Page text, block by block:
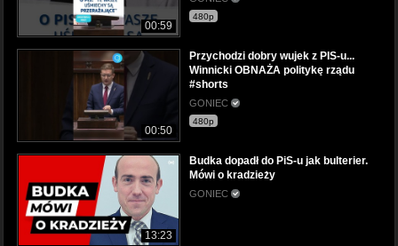
00:59
480p
00:50
Przychodzi dobry wujek z PIS-u...
Winnicki OBNAŻA politykę rządu
#shorts
GONIEC
480p
13:23
Budka dopadł do PiS-u jak bulterier.
Mówi o kradzieży
GONIEC